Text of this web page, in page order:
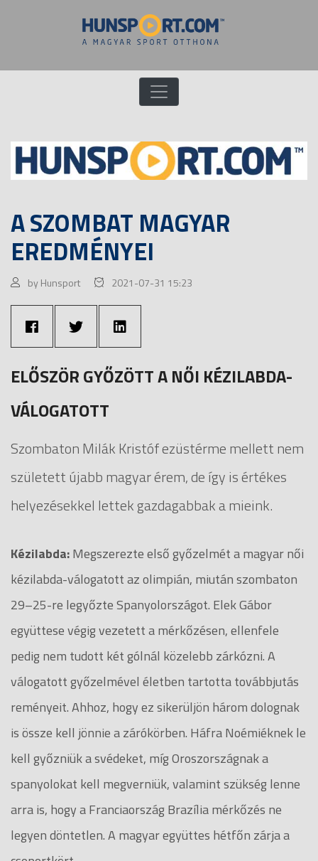
A SZOMBAT MAGYAR
EREDMÉNYEI
by Hunsport 2021-07-31 15:23
ELŐSZÖR GYŐZÖTT A NŐI KÉZILABDA-
VÁLOGATOTT
Szombaton Milák Kristóf ezüstérme mellett nem
született újabb magyar érem, de így is értékes
helyezésekkel lettek gazdagabbak a mieink.
Kézilabda:Megszerezte első győzelmét a magyar női
kézilabda-válogatott az olimpián, miután szombaton
29–25-re legyőzte Spanyolországot. Elek Gábor
együttese végig vezetett a mérkőzésen, ellenfele
pedig nem tudott két gólnál közelebb zárkózni. A
válogatott győzelmével életben tartotta továbbjutás
reményeit. Ahhoz, hogy ez sikerüljön három dolognak
is össze kell jönnie a zárókörben. Háfra Noémiéknek le
kell győzniük a svédeket, míg Oroszországnak a
spanyolokat kell megverniük, valamint szükség lenne
arra is, hogy a Franciaország Brazília mérkőzés ne
legyen döntetlen. A magyar együttes hétfőn zárja a